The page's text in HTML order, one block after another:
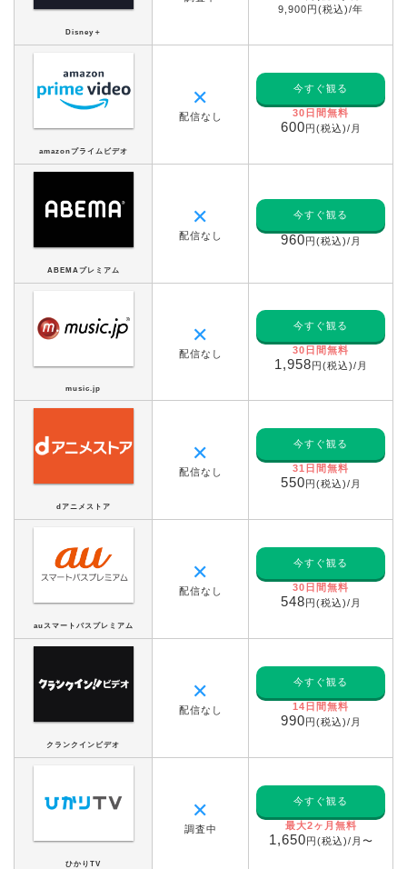
Disney＋
9,900円(税込)/年
amazonプライムビデオ
✕
配信なし
今すぐ観る
30日間無料
600 円(税込)/月
ABEMAプレミアム
✕
配信なし
今すぐ観る
960 円(税込)/月
music.jp
✕
配信なし
今すぐ観る
30日間無料
1,958 円(税込)/月
dアニメストア
✕
配信なし
今すぐ観る
31日間無料
550 円(税込)/月
auスマートパスプレミアム
✕
配信なし
今すぐ観る
30日間無料
548 円(税込)/月
クランクインビデオ
✕
配信なし
今すぐ観る
14日間無料
990 円(税込)/月
ひかりTV
✕
調査中
今すぐ観る
最大2ヶ月無料
1,650 円(税込)/月〜